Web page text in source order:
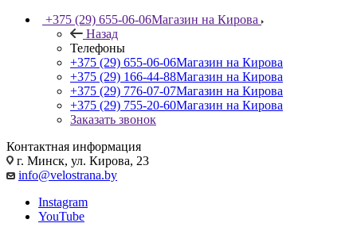
+375 (29) 655-06-06Магазин на Кирова
Назад
Телефоны
+375 (29) 655-06-06Магазин на Кирова
+375 (29) 166-44-88Магазин на Кирова
+375 (29) 776-07-07Магазин на Кирова
+375 (29) 755-20-60Магазин на Кирова
Заказать звонок
Контактная информация
г. Минск, ул. Кирова, 23
info@velostrana.by
Instagram
YouTube